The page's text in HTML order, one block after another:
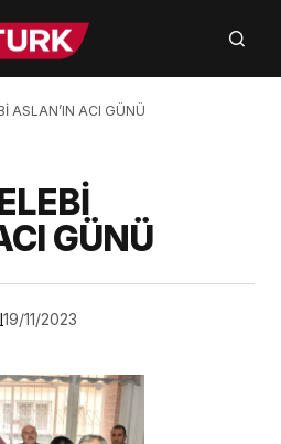
ASLAN’IN ACI GÜNÜ
GÜNÜ
19/11/2023